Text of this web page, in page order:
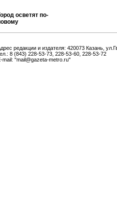
осветят по-
редакции и издателя: 420073 Казань,
8 (843) 228-53-73, 228-53-60, 228-53-72
mail: "mail@gazeta-metro.ru"